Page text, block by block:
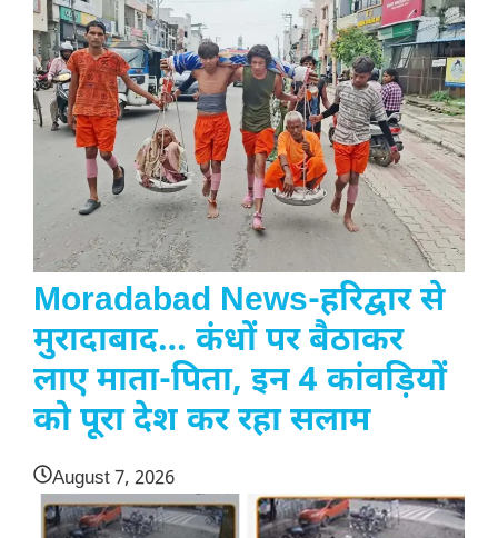
Moradabad News-हरिद्वार से
मुरादाबाद… कंधों पर बैठाकर
लाए माता-पिता, इन 4 कांवड़ियों
को पूरा देश कर रहा सलाम
August 7, 2026